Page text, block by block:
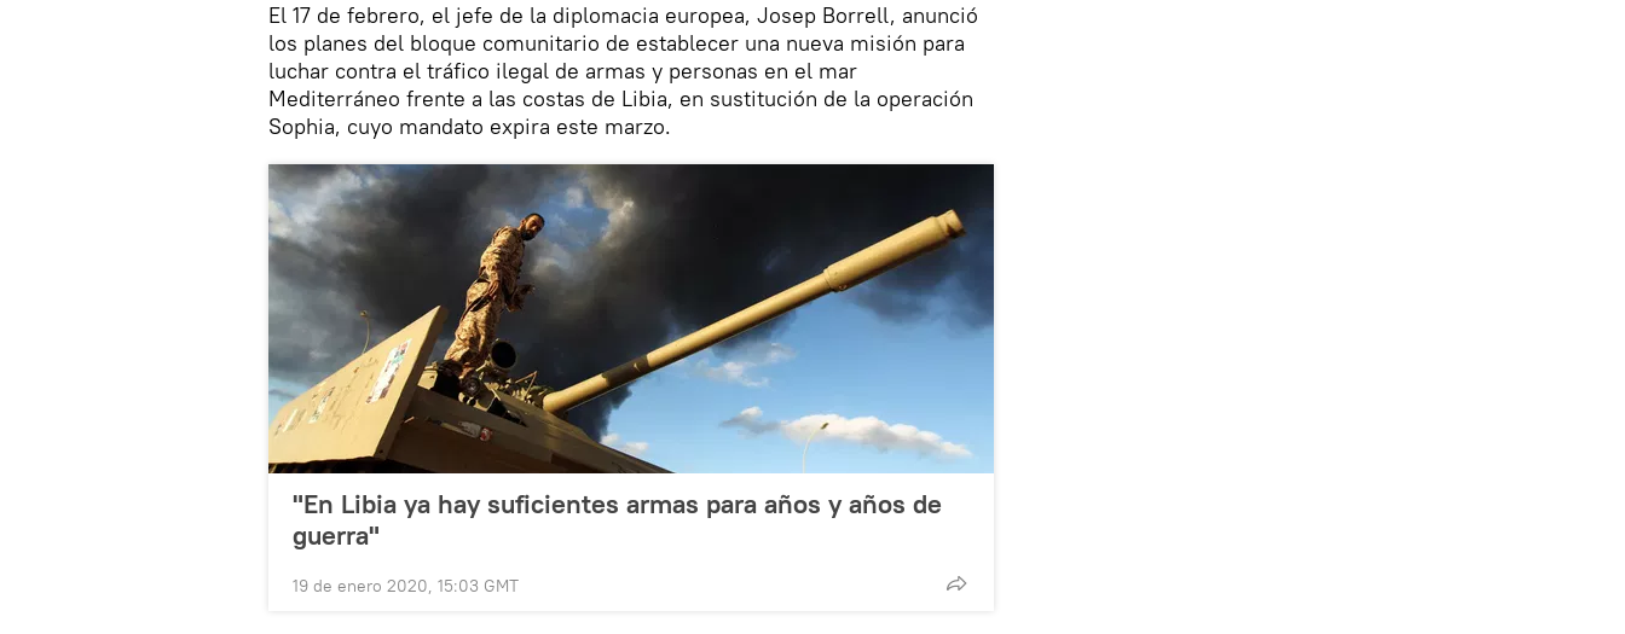
El 17 de febrero, el jefe de la diplomacia europea, Josep Borrell, anunció
los planes del bloque comunitario de establecer una nueva misión para
luchar contra el tráfico ilegal de armas y personas en el mar
Mediterráneo frente a las costas de Libia, en sustitución de la operación
Sophia, cuyo mandato expira este marzo.
"En Libia ya hay suficientes armas para años y años de
guerra"
19 de enero 2020, 15:03 GMT